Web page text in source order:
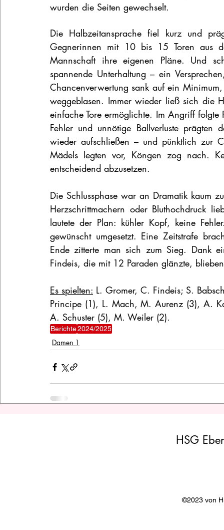
wurden die Seiten gewechselt.
Die Halbzeitansprache fiel kurz und
Gegnerinnen mit 10 bis 15 Toren aus
Mannschaft ihre eigenen Pläne. Und
spannende Unterhaltung – ein
Chancenverwertung sank auf ein
weggeblasen. Immer wieder ließ sich die
einfache Tore ermöglichte. Im Angriff folgte
Fehler und unnötige Ballverluste
wieder aufschließen – und pünktlich zur
Mädels legten vor, Köngen zog nach.
entscheidend abzusetzen.
Die Schlussphase war an Dramatik kaum
Herzschrittmachern oder Bluthochdruck
lautete der Plan: kühler Kopf, keine
gewünscht umgesetzt. Eine Zeitstrafe
Ende zitterte man sich zum Sieg. Dank
Findeis, die mit 12 Paraden glänzte,
Es spielten: L. Gromer, C. Findeis; S.
Principe (1), L. Mach, M. Aurenz (3), A.
A. Schuster (5), M. Weiler (2).
Berichte2024/2025
Damen 1
HSG
©2023 von